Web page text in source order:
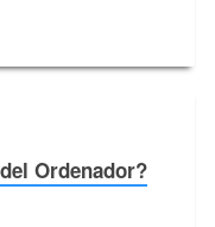
Ordenador?